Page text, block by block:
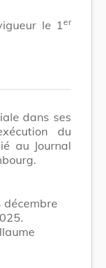
le 1 er
dans ses
du
au Journal
décembre
.